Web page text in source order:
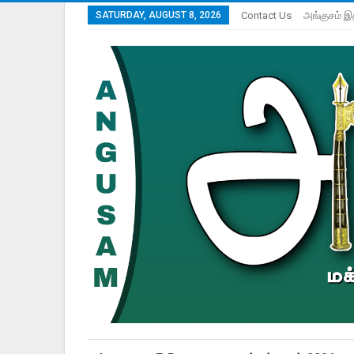
SATURDAY, AUGUST 8, 2026 Contact Us அங்குசம்